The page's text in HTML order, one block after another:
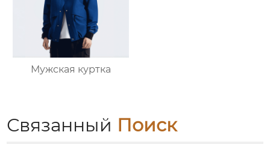
Мужская куртка
Связанный Поиск